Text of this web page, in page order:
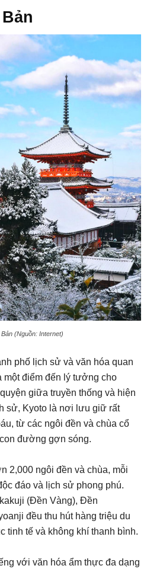
(Nguồn: Internet)
phố lịch sử và văn hóa quan
một điểm đến lý tưởng cho
giữa truyền thống và hiện
sử, Kyoto là nơi lưu giữ rất
từ các ngôi đền và chùa cổ
đường gợn sóng.
2,000 ngôi đền và chùa, mỗi
đáo và lịch sử phong phú.
(Đền Vàng), Đền
đều thu hút hàng triệu du
tinh tế và không khí thanh bình.
với văn hóa ẩm thực đa dạng